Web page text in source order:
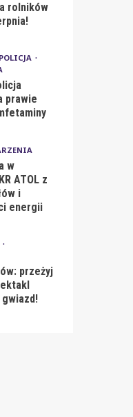
rolników
POLICJA
prawie
w
ATOL z
i
energii
przeżyj
gwiazd!